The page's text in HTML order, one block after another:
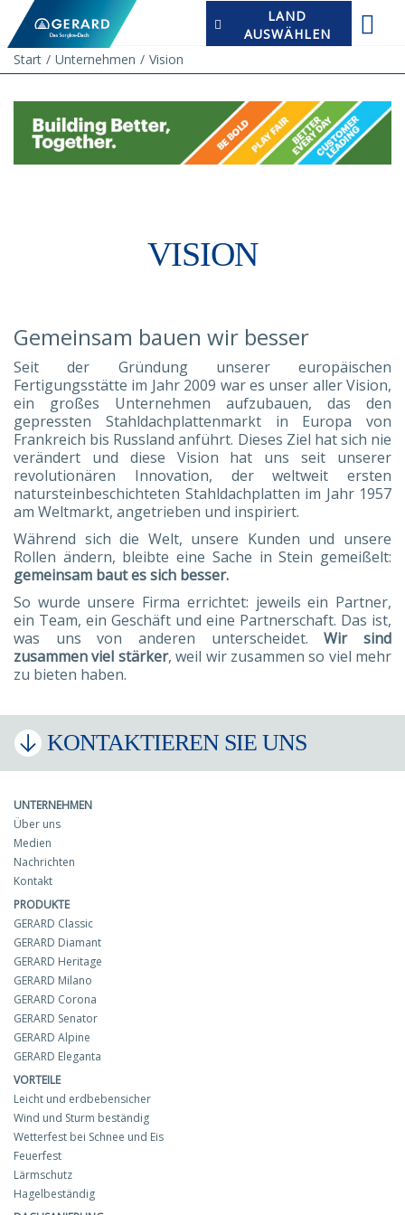
LAND
AUSWÄHLEN
Start
Unternehmen Vision
VISION
Gemeinsam bauen wir besser
Seit der Gründung unserer europäischen
Fertigungsstätte im Jahr 2009 war es unser aller Vision,
ein großes Unternehmen aufzubauen, das den
gepressten Stahldachplattenmarkt in Europa von
Frankreich bis Russland anführt. Dieses Ziel hat sich nie
verändert und diese Vision hat uns seit unserer
revolutionären Innovation, der weltweit ersten
natursteinbeschichteten Stahldachplatten im Jahr 1957
am Weltmarkt, angetrieben und inspiriert.
Während sich die Welt, unsere Kunden und unsere
Rollen ändern, bleibte eine Sache in Stein gemeißelt:
gemeinsam baut es sich besser.
So wurde unsere Firma errichtet: jeweils ein Partner,
ein Team, ein Geschäft und eine Partnerschaft. Das ist,
was uns von anderen unterscheidet.Wir sind
zusammen viel stärker, weil wir zusammen so viel mehr
zu bieten haben.
KONTAKTIEREN SIE UNS
UNTERNEHMEN
Über uns
Medien
Nachrichten
Kontakt
PRODUKTE
GERARD Classic
GERARD Diamant
GERARD Heritage
GERARD Milano
GERARD Corona
GERARD Senator
GERARD Alpine
GERARD Eleganta
VORTEILE
Leicht und erdbebensicher
Wind und Sturm beständig
Wetterfest bei Schnee und Eis
Feuerfest
Lärmschutz
Hagelbeständig